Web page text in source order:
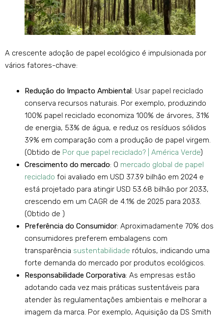
A crescente adoção de papel ecológico é impulsionada por
vários fatores-chave:
Redução do Impacto Ambiental : Usar papel reciclado
conserva recursos naturais. Por exemplo, produzindo
100% papel reciclado economiza 100% de árvores, 31%
de energia, 53% de água, e reduz os resíduos sólidos
39% em comparação com a produção de papel virgem.
(Obtido de Por que papel reciclado? | América Verde)
Crescimento do mercado: O mercado global de papel
reciclado foi avaliado em USD 37.39 bilhão em 2024 e
está projetado para atingir USD 53.68 bilhão por 2033,
crescendo em um CAGR de 4.1% de 2025 para 2033.
(Obtido de )
Preferência do Consumidor: Aproximadamente 70% dos
consumidores preferem embalagens com
transparência sustentabilidade rótulos, indicando uma
forte demanda do mercado por produtos ecológicos.
Responsabilidade Corporativa: As empresas estão
adotando cada vez mais práticas sustentáveis ​​para
atender às regulamentações ambientais e melhorar a
imagem da marca. Por exemplo, Aquisição da DS Smith